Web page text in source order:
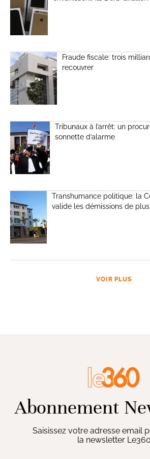
Fraude fiscale: trois
recouvrer
Tribunaux à l’arrêt: un
sonnette d’alarme
Transhumance politique: la
valide les démissions de
VOIR PLUS
Abonnement
Saisissez votre adresse email
la newsletter Le360